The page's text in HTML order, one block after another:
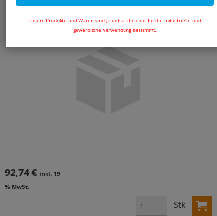
Unsere Produkte und Waren sind grundsätzlich nur für die industrielle und
gewerbliche Verwendung bestimmt.
92,74 € inkl. 19
% MwSt.
Stk.